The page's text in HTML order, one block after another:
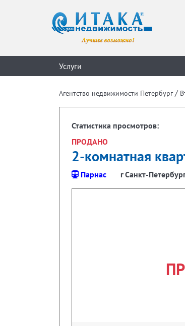
Услуги
Агентство недвижимости Петербург /
Статистика просмотров:
ПРОДАНО
2-комнатная
Парнас г Санкт-